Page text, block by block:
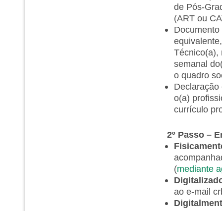
de Pós-
(ART ou
Técnico(a),
semanal
o quadro
o(a)
currículo
2º Passo –
(mediante
ao e-mail